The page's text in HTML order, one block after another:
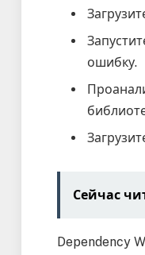
ошибку.
Сейчас
Dependency